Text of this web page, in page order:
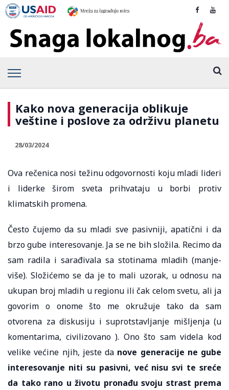
Kako nova generacija oblikuje
veštine i poslove za održivu planetu
28/03/2024
Ova rečenica nosi težinu odgovornosti koju mladi lideri
i liderke širom sveta prihvataju u borbi protiv
klimatskih promena.
Često čujemo da su mladi sve pasivniji, apatični i da
brzo gube interesovanje. Ja se ne bih složila. Recimo da
sam radila i sarađivala sa stotinama mladih (manje-
više). Složićemo se da je to mali uzorak, u odnosu na
ukupan broj mladih u regionu ili čak celom svetu, ali ja
govorim o onome što me okružuje tako da sam
otvorena za diskusiju i suprotstavljanje mišljenja (u
komentarima, civilizovano ). Ono što sam videla kod
velike većine njih, jeste da nove generacije ne gube
interesovanje niti su pasivni, već nisu svi te sreće
da tako rano u životu pronađu svoju strast prema